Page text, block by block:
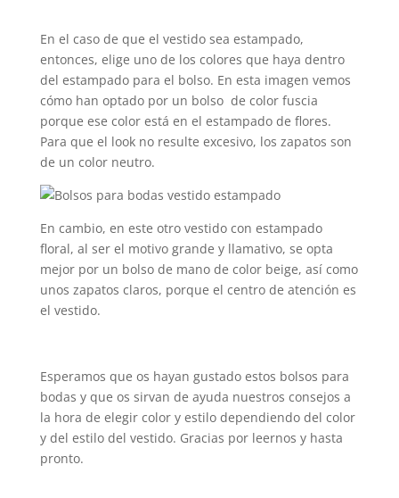
En el caso de que el vestido sea estampado,
entonces, elige uno de los colores que haya dentro
del estampado para el bolso. En esta imagen vemos
cómo han optado por un bolso de color fuscia
porque ese color está en el estampado de flores.
Para que el look no resulte excesivo, los zapatos son
de un color neutro.
En cambio, en este otro vestido con estampado
floral, al ser el motivo grande y llamativo, se opta
mejor por un bolso de mano de color beige, así como
unos zapatos claros, porque el centro de atención es
el vestido.
Esperamos que os hayan gustado estos bolsos para
bodas y que os sirvan de ayuda nuestros consejos a
la hora de elegir color y estilo dependiendo del color
y del estilo del vestido. Gracias por leernos y hasta
pronto.